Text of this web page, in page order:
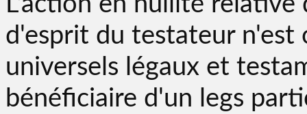
d'esprit du testateur n'est
universels légaux et
bénéficiaire d'un legs